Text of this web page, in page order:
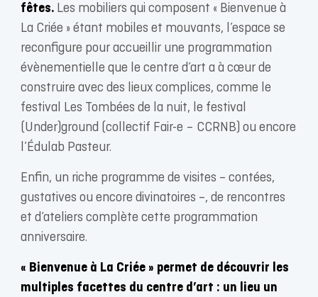
fêtes.Les mobiliers qui composent « Bienvenue à
La Criée » étant mobiles et mouvants, l’espace se
reconfigure pour accueillir une programmation
évènementielle que le centre d’art a à cœur de
construire avec des lieux complices, comme le
festival Les Tombées de la nuit, le festival
(Under)ground (collectif Fair-e – CCRNB) ou encore
l’Édulab Pasteur.
Enfin, un riche programme de visites – contées,
gustatives ou encore divinatoires –, de rencontres
et d’ateliers complète cette programmation
anniversaire.
« Bienvenue à La Criée » permet de découvrir les
multiples facettes du centre d’art : un lieu un